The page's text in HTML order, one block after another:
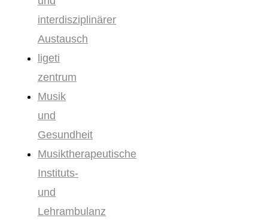
interdisziplinärer
Austausch
ligeti
zentrum
Musik
und
Gesundheit
Musiktherapeutische
Instituts-
und
Lehrambulanz